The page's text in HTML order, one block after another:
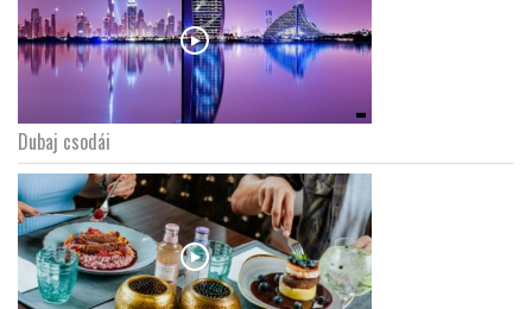
Dubaj csodái